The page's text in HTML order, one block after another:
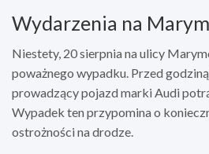
Wydarzenia na
Niestety, 20 sierpnia na ulicy
poważnego wypadku. Przed
prowadzący pojazd marki Audi
Wypadek ten przypomina o
ostrożności na drodze.